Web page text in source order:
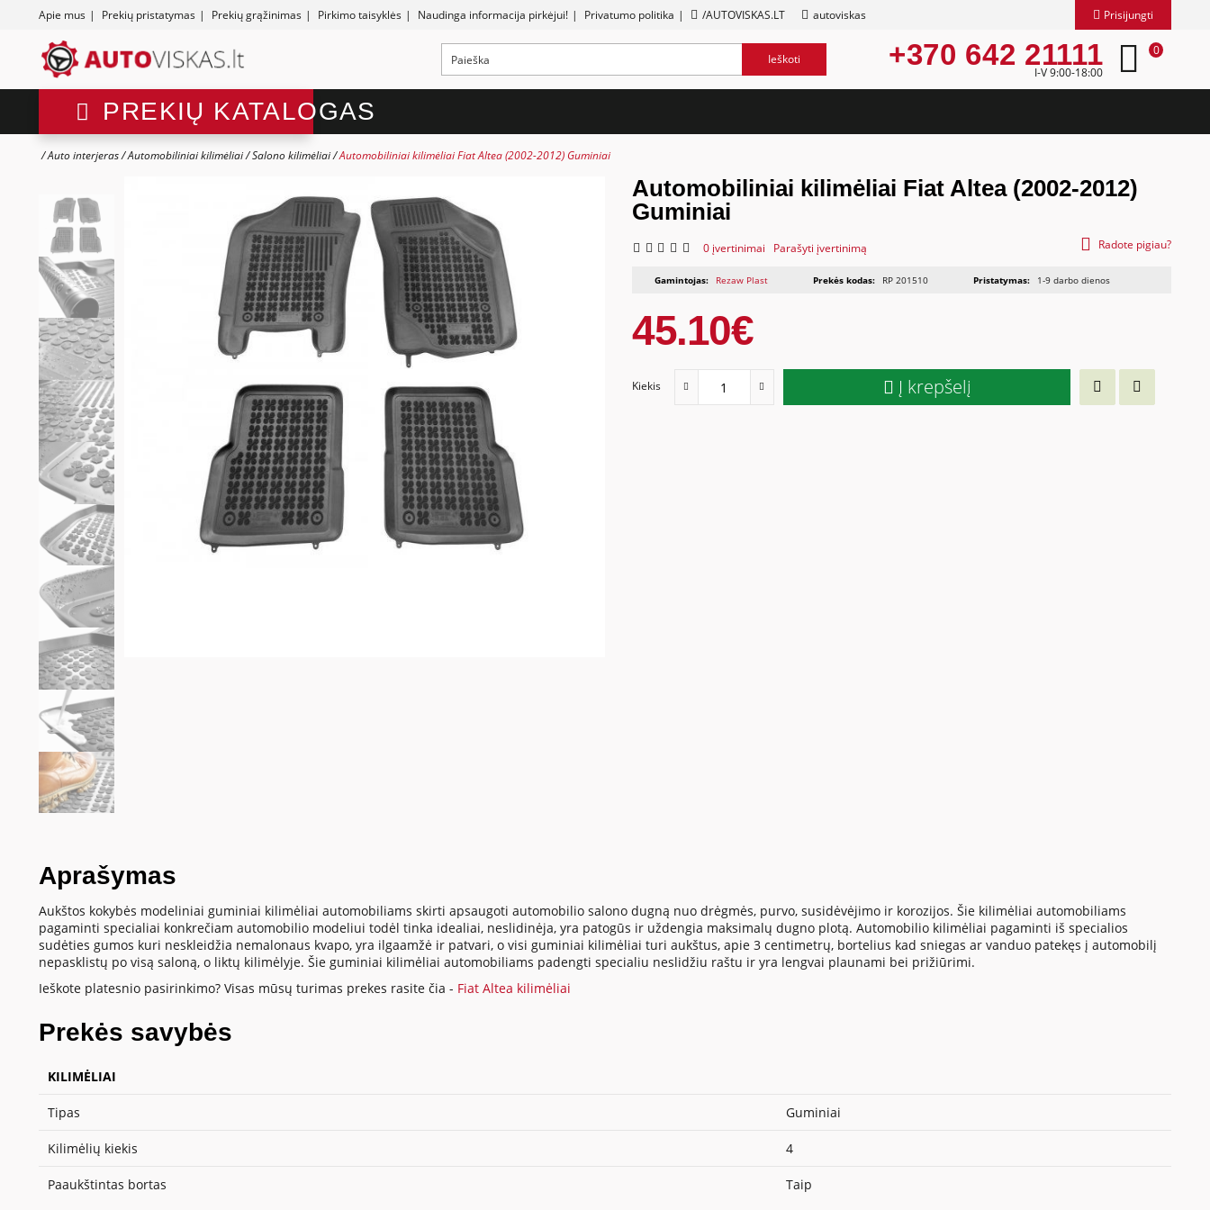
Apie mus | Prekių pristatymas | Prekių grąžinimas | Pirkimo taisyklės | Naudinga informacija pirkėjui! | Privatumo politika | /AUTOVISKAS.LT autoviskas Prisijungti
Ieškoti +370 642 21111
I-V 9:00-18:00
0
PREKIŲ KATALOGAS
Auto interjeras Automobiliniai kilimėliai Salono kilimėliai Automobiliniai kilimėliai Fiat Altea (2002-2012) Guminiai
Automobiliniai kilimėliai Fiat Altea (2002-2012)
Guminiai
0 įvertinimai Parašyti įvertinimą Radote pigiau?
Gamintojas: Rezaw Plast Prekės kodas: RP 201510 Pristatymas: 1-9 darbo dienos
45.10€
Kiekis Į krepšelį
Aprašymas
Aukštos kokybės modeliniai guminiai kilimėliai automobiliams skirti apsaugoti automobilio salono dugną nuo drėgmės, purvo, susidėvėjimo ir korozijos. Šie kilimėliai automobiliams
pagaminti specialiai konkrečiam automobilio modeliui todėl tinka idealiai, neslidinėja, yra patogūs ir uždengia maksimalų dugno plotą. Automobilio kilimėliai pagaminti iš specialios
sudėties gumos kuri neskleidžia nemalonaus kvapo, yra ilgaamžė ir patvari, o visi guminiai kilimėliai turi aukštus, apie 3 centimetrų, bortelius kad sniegas ar vanduo patekęs į automobilį
nepasklistų po visą saloną, o liktų kilimėlyje. Šie guminiai kilimėliai automobiliams padengti specialiu neslidžiu raštu ir yra lengvai plaunami bei prižiūrimi.
Ieškote platesnio pasirinkimo? Visas mūsų turimas prekes rasite čia - Fiat Altea kilimėliai
Prekės savybės
KILIMĖLIAI
Tipas Guminiai
Kilimėlių kiekis 4
Paaukštintas bortas Taip